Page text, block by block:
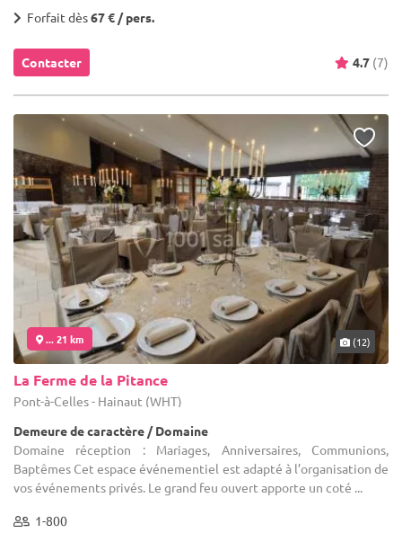
Forfait dès67 € / pers.
Contacter 4.7 (7)
... 21 km (12)
La Ferme de la Pitance
Pont-à-Celles - Hainaut (WHT)
Demeure de caractère / Domaine
Domaine réception : Mariages, Anniversaires, Communions,
Baptêmes Cet espace événementiel est adapté à l’organisation de
vos événements privés. Le grand feu ouvert apporte un coté ...
1-800